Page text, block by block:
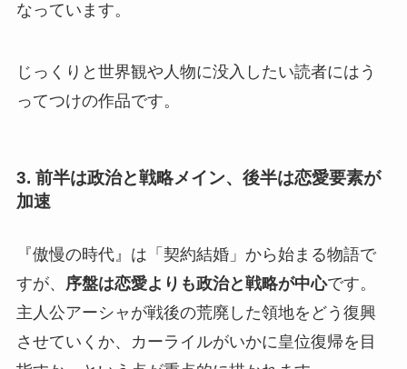
なっています。
じっくりと世界観や人物に没入したい読者にはう
ってつけの作品です。
3. 前半は政治と戦略メイン、後半は恋愛要素が
加速
『傲慢の時代』は「契約結婚」から始まる物語で
すが、
序盤は恋愛よりも政治と戦略が中心です。
主人公アーシャが戦後の荒廃した領地をどう復興
させていくか、カーライルがいかに皇位復帰を目